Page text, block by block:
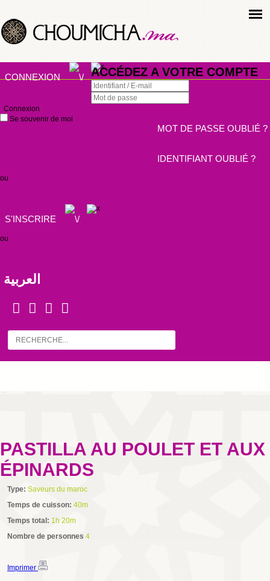
CONNEXION ACCÉDEZ A VOTRE COMPTE
Connexion
Se souvenir de moi
MOT DE PASSE OUBLIÉ ?
IDENTIFIANT OUBLIÉ ?
ou
S'INSCRIRE
ou
العربية
PASTILLA AU POULET ET AUX
ÉPINARDS
Type: Saveurs du maroc
Temps de cuisson: 40m
Temps total: 1h 20m
Nombre de personnes 4
Imprimer